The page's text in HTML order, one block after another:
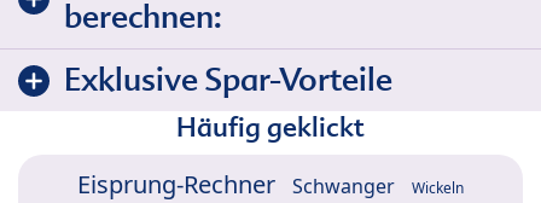
berechnen:
Exklusive Spar-Vorteile
Häufig geklickt
Eisprung-Rechner Schwanger Wickeln